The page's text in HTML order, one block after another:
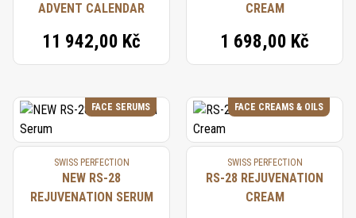
ADVENT CALENDAR
11 942,00 Kč
CREAM
1 698,00 Kč
FACE SERUMS
SWISS PERFECTION
NEW RS-28
REJUVENATION SERUM
FACE CREAMS & OILS
SWISS PERFECTION
RS-28 REJUVENATION
CREAM